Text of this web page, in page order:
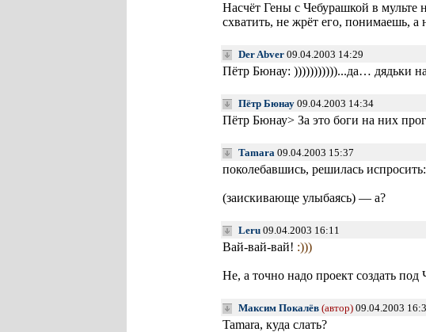
Насчёт Гены с Чебурашкой в мульте
схватить, не жрёт его, понимаешь,
Der Abver09.04.2003 14:29
Пётр Бюнау: )))))))))))...да… дядьки
Пётр Бюнау09.04.2003 14:34
Пётр Бюнау> За это боги на них
Tamara09.04.2003 15:37
поколебавшись, решилась
(заискивающе улыбаясь) — а?
Leru09.04.2003 16:11
Вай-вай-вай! :)))
Не, а точно надо проект создать
Максим Покалёв (автор)09.04.2003
Tamara, куда слать?